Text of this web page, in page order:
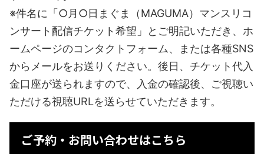
※件名に「○月○日まぐま（MAGUMA）マンスリコ
ンサート配信チケット希望」とご明記いただき、ホ
ームページのコンタクトフォーム、または各種SNS
からメールをお送りください。後日、チケット代入
金口座が送られますので、入金の確認後、ご視聴い
ただける視聴URLを送らせていただきます。
ご予約・お問い合わせはこちら